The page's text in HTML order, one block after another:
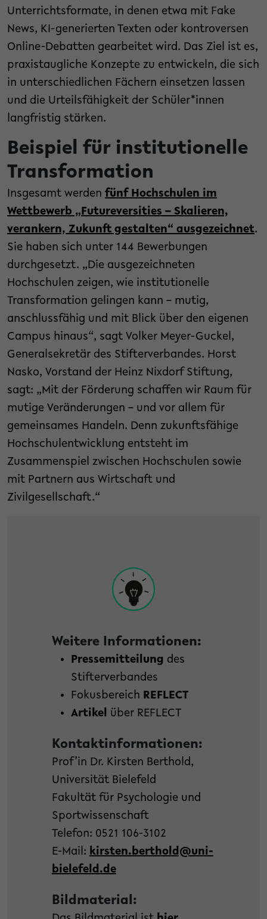
Unterrichtsformate, in denen etwa mit Fake
News, KI-generierten Texten oder kontroversen
Online-Debatten gearbeitet wird. Das Ziel ist es,
praxistaugliche Konzepte zu entwickeln, die sich
in unterschiedlichen Fächern einsetzen lassen
und die Urteilsfähigkeit der Schüler*innen
langfristig stärken.
Beispiel für institutionelle
Transformation
Insgesamt werden fünf Hochschulen im
Wettbewerb „Futureversities – Skalieren,
verankern, Zukunft gestalten“ ausgezeichnet.
Sie haben sich unter 144 Bewerbungen
durchgesetzt. „Die ausgezeichneten
Hochschulen zeigen, wie institutionelle
Transformation gelingen kann – mutig,
anschlussfähig und mit Blick über den eigenen
Campus hinaus“, sagt Volker Meyer-Guckel,
Generalsekretär des Stifterverbandes. Horst
Nasko, Vorstand der Heinz Nixdorf Stiftung,
sagt: „Mit der Förderung schaffen wir Raum für
mutige Veränderungen – und vor allem für
gemeinsames Handeln. Denn zukunftsfähige
Hochschulentwicklung entsteht im
Zusammenspiel zwischen Hochschulen sowie
mit Partnern aus Wirtschaft und
Zivilgesellschaft.“
Weitere Informationen:
Pressemitteilung des
Stifterverbandes
Fokusbereich REFLECT
Artikel über REFLECT
Kontaktinformationen:
Prof’in Dr. Kirsten Berthold,
Universität Bielefeld
Fakultät für Psychologie und
Sportwissenschaft
Telefon: 0521 106-3102
E-Mail: kirsten.berthold@uni-
bielefeld.de
Bildmaterial: